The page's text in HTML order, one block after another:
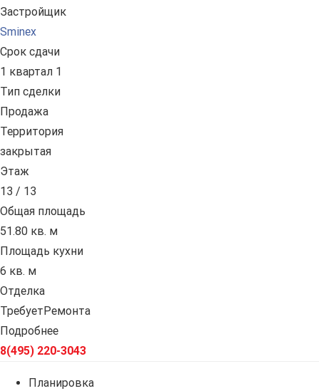
Застройщик
Sminex
Срок сдачи
1 квартал 1
Тип сделки
Продажа
Территория
закрытая
Этаж
13 / 13
Общая площадь
51.80 кв. м
Площадь кухни
6 кв. м
Отделка
ТребуетРемонта
Подробнее
8(495) 220-3043
Планировка